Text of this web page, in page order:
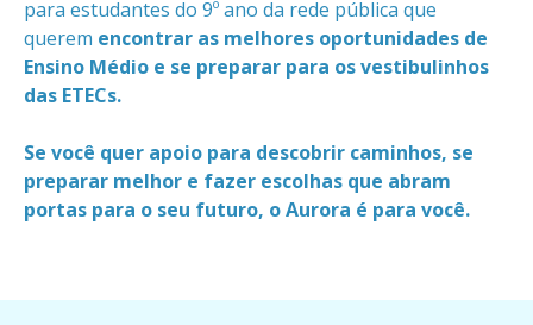
para estudantes do 9º ano da rede pública que
querem encontrar as melhores oportunidades de
Ensino Médio e se preparar para os vestibulinhos
das ETECs.
Se você quer apoio para descobrir caminhos, se
preparar melhor e fazer escolhas que abram
portas para o seu futuro, o Aurora é para você.